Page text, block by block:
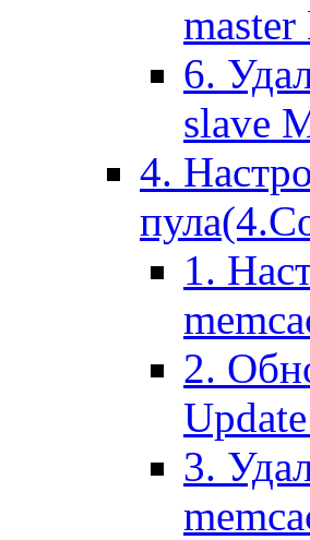
6.
slave
4.
1.
2.
3.